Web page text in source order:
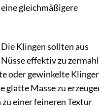
gleichmäßigere
Die Klingen sollten aus
effektiv zu
oder gewinkelte
glatte Masse zu
einer feineren Textur